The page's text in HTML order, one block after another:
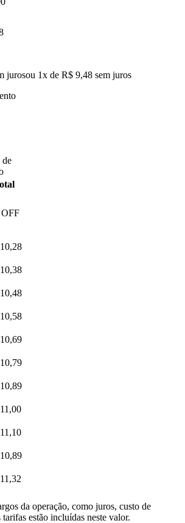
jurosou 1x de R$ 9,48 sem juros
de
da operação, como juros, custo de
estão incluídas neste valor.